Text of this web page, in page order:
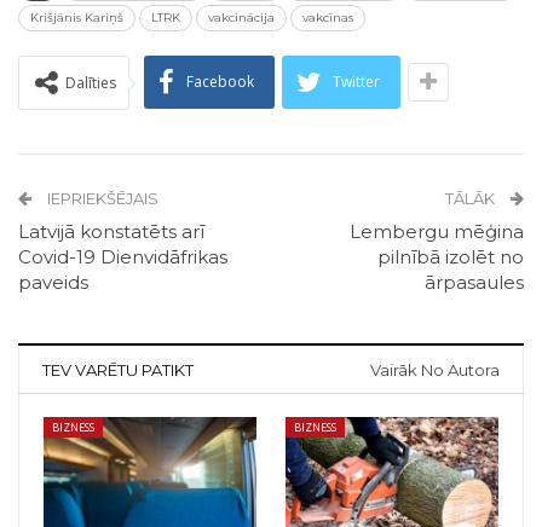
Krišjānis Kariņš
LTRK vakcinācija vakcīnas
Dalīties Facebook Twitter
IEPRIEKŠĒJAIS
Latvijā konstatēts arī
Covid-19 Dienvidāfrikas
paveids
TĀLĀK
Lembergu mēģina
pilnībā izolēt no
ārpasaules
TEV VARĒTU PATIKT Vairāk No Autora
BIZNESS BIZNESS